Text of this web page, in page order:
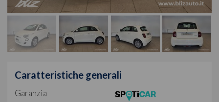
Caratteristiche generali
Garanzia